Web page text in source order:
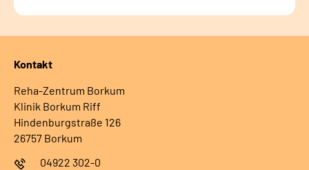
Kontakt
Reha-Zentrum Borkum
Klinik Borkum Riff
Hindenburgstraße 126
26757 Borkum
04922 302-0